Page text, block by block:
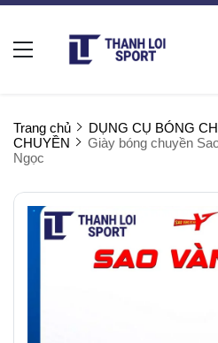
Trang chủ DỤNG CỤ BÓNG
CHUYỀN
Giày bóng chuyền
Ngọc